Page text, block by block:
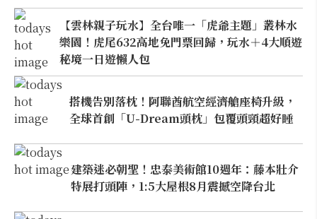
【雲林親子玩水】全台唯一「虎爺主題」叢林水
樂園！虎尾632高地免門票回歸，玩水＋4大順遊
秘境一日遊懶人包
搭機告別落枕！阿聯酋航空經濟艙座椅升級，
全球首創「U-Dream頭枕」包覆頭頸超好睡
建築迷必朝聖！忠泰美術館10週年：藤本壯介
特展打頭陣，1:5大屋根8月震撼空降台北